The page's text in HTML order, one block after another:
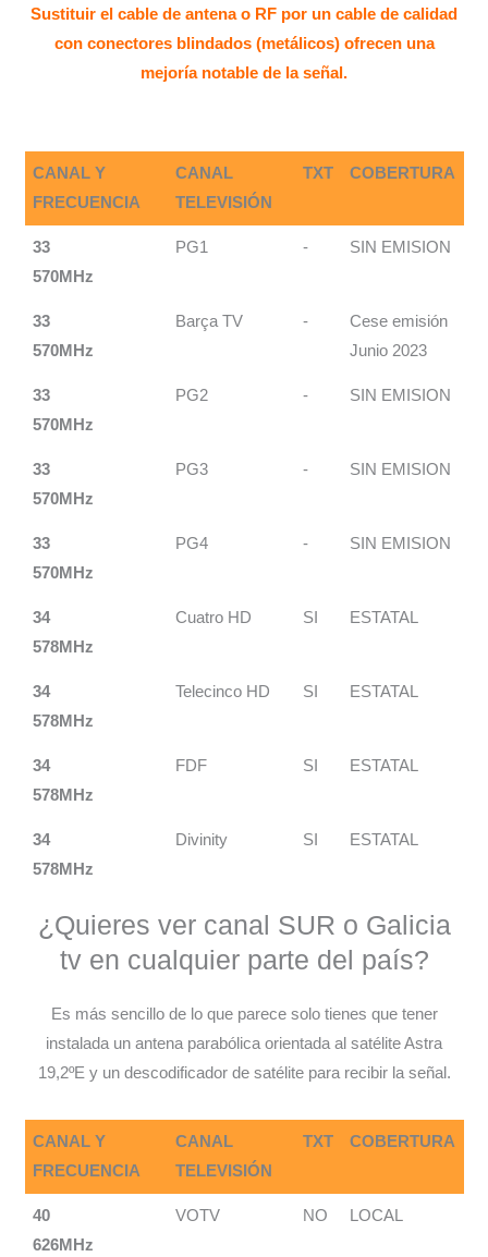
Sustituir el cable de antena o RF por un cable de calidad
con conectores blindados (metálicos) ofrecen una
mejoría notable de la señal.
CANAL Y
FRECUENCIA
CANAL
TELEVISIÓN
TXT COBERTURA
33
570MHz
PG1 - SIN EMISION
33
570MHz
Barça TV -
Cese emisión
Junio 2023
33
570MHz
PG2 - SIN EMISION
33
570MHz
PG3 - SIN EMISION
33
570MHz
PG4 - SIN EMISION
34
578MHz
Cuatro HD SI ESTATAL
34
578MHz
Telecinco HD SI ESTATAL
34
578MHz
FDF SI ESTATAL
34
578MHz
Divinity SI ESTATAL
¿Quieres ver canal SUR o Galicia
tv en cualquier parte del país?
Es más sencillo de lo que parece solo tienes que tener
instalada un antena parabólica orientada al satélite Astra
19,2ºE y un descodificador de satélite para recibir la señal.
CANAL Y
FRECUENCIA
CANAL
TELEVISIÓN
TXT COBERTURA
40
626MHz
VOTV NO LOCAL